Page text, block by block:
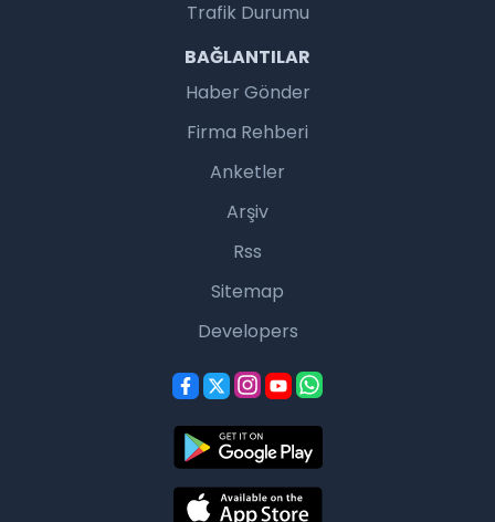
Trafik Durumu
BAĞLANTILAR
Haber Gönder
Firma Rehberi
Anketler
Arşiv
Rss
Sitemap
Developers